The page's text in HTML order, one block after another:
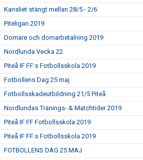
Kansliet stängt mellan 28/5 - 2/6
Piteligan 2019
Domare och domarbetalning 2019
Nordlunda Vecka 22
Piteå IF FF:s Fotbollsskola 2019
Fotbollens Dag 25 maj
Fotbollsskadeutbildning 21/5 Piteå
Nordlundas Tränings- & Matchtider 2019
Piteå IF FF Fotbollsskola 2019
Piteå IF FF:s Fotbollsskola 2019
FOTBOLLENS DAG 25 MAJ